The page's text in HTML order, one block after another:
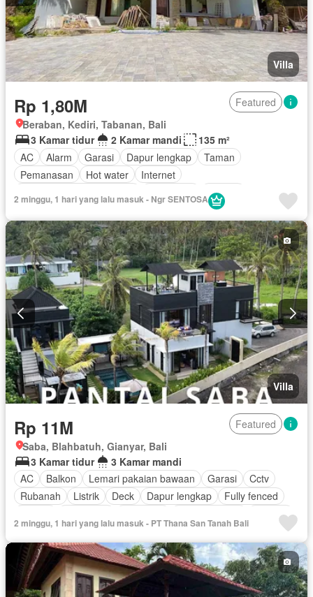
Villa
Rp 1,80M
Featured
Beraban, Kediri, Tabanan, Bali
3 Kamar tidur
2 Kamar mandi
135 m²
AC
Alarm Garasi Dapur lengkap
Taman
Pemanasan
Hot water
Internet
Televisi
2 minggu, 1 hari yang lalu masuk - Ngr SENTOSA
Villa
Rp 11M
Featured
Saba, Blahbatuh, Gianyar, Bali
3 Kamar tidur
3 Kamar mandi
AC
Balkon Lemari pakaian bawaan Garasi
Cctv
Rubanah
Listrik Deck Dapur lengkap
Fully fenced
Internet
Outdoor entertaining area
Pemandangan panorama
Secure parking
Keamanan
Ruang layanan
Kolam renang
Teras Televisi Keamanan 24 jam
Air
Kabel video
Tangki air
Halaman
2 minggu, 1 hari yang lalu masuk - PT Thana San Tanah Bali